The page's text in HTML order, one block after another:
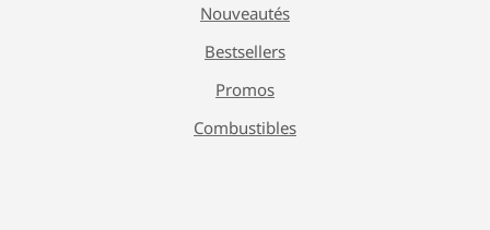
Nouveautés
Bestsellers
Promos
Combustibles